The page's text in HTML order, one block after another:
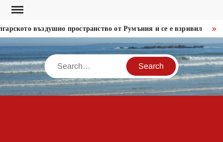
Skip
contentвъздушно пространство от Румъния и се е взривил
Search